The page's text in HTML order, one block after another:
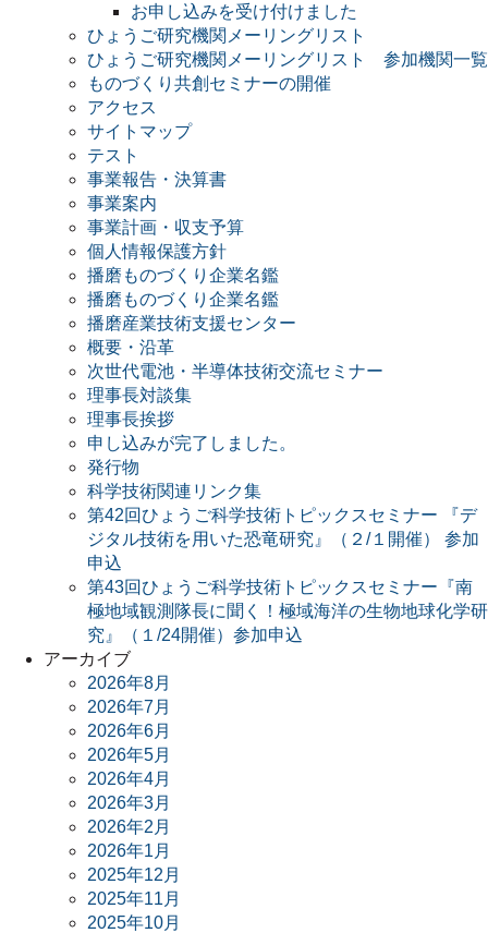
お申し込みを受け付けました
ひょうご研究機関メーリングリスト
ひょうご研究機関メーリングリスト 参加機関一覧
ものづくり共創セミナーの開催
アクセス
サイトマップ
テスト
事業報告・決算書
事業案内
事業計画・収支予算
個人情報保護方針
播磨ものづくり企業名鑑
播磨ものづくり企業名鑑
播磨産業技術支援センター
概要・沿革
次世代電池・半導体技術交流セミナー
理事長対談集
理事長挨拶
申し込みが完了しました。
発行物
科学技術関連リンク集
第42回ひょうご科学技術トピックスセミナー 『デ
ジタル技術を用いた恐竜研究』（２/１開催） 参加
申込
第43回ひょうご科学技術トピックスセミナー『南
極地域観測隊長に聞く！極域海洋の生物地球化学研
究』（１/24開催）参加申込
アーカイブ
2026年8月
2026年7月
2026年6月
2026年5月
2026年4月
2026年3月
2026年2月
2026年1月
2025年12月
2025年11月
2025年10月